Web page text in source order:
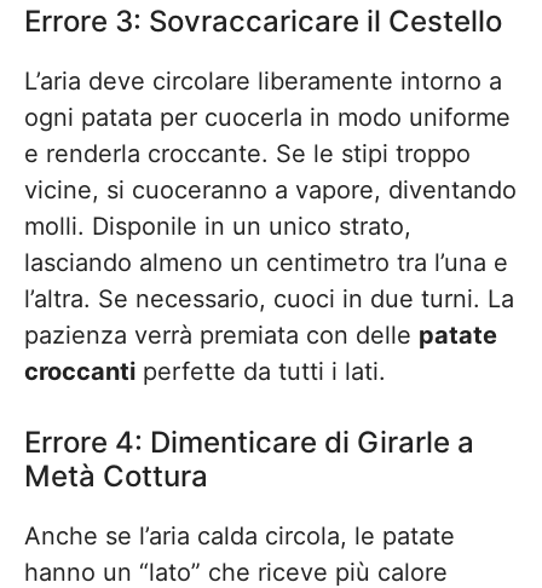
Errore 3: Sovraccaricare il Cestello
L’aria deve circolare liberamente intorno a
ogni patata per cuocerla in modo uniforme
e renderla croccante. Se le stipi troppo
vicine, si cuoceranno a vapore, diventando
molli. Disponile in un unico strato,
lasciando almeno un centimetro tra l’una e
l’altra. Se necessario, cuoci in due turni. La
pazienza verrà premiata con delle patate
croccanti perfette da tutti i lati.
Errore 4: Dimenticare di Girarle a
Metà Cottura
Anche se l’aria calda circola, le patate
hanno un “lato” che riceve più calore